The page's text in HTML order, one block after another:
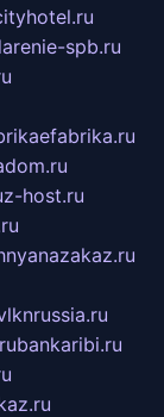
spb.ru
z-host.ru
bankaribi.ru